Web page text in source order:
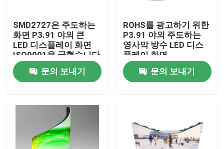
집
비디오
SMD2727은 주도하는
화면 P3.91 야외 큰
LED 디스플레이 화면
ISO9001을 굽혔습니다
문의 보내기
ROHS를 광고하기 위한
P3.91 야외 주도하는
영사막 방수 LED 디스
플레이 화면
문의 보내기